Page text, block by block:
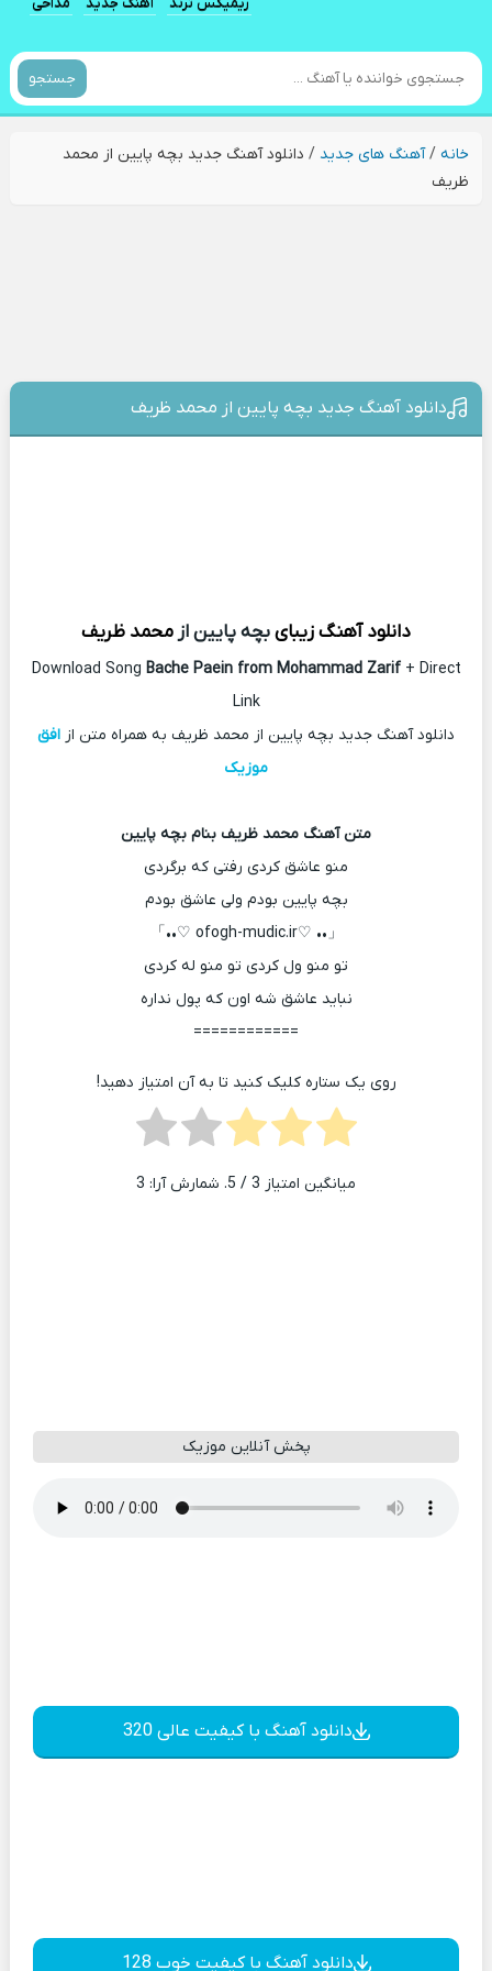
جستجو
خانه/آهنگ های جدید / دانلود آهنگ جدید بچه پایین از محمد
ظریف
دانلود آهنگ جدید بچه پایین از محمد ظریف
دانلود آهنگ زیبایبچه پایین ازمحمد ظریف
Download Song Bache Paein from Mohammad Zarif+ Direct
Link
دانلود آهنگ جدید بچه پایین از محمد ظریف به همراه متن از افق
موزیک
متن آهنگ محمد ظریف بنام بچه پایین
منو عاشق کردی رفتی که برگردی
بچه پایین بودم ولی عاشق بودم
「•• ♡ofogh-mudic.ir ♡••」
تو منو ول کردی تو منو له کردی
نباید عاشق شه اون که پول نداره
============
روی یک ستاره کلیک کنید تا به آن امتیاز دهید!
میانگین امتیاز 3 / 5. شمارش آرا: 3
پخش آنلاین موزیک
دانلود آهنگ با کیفیت عالی 320
دانلود آهنگ با کیفیت خوب 128